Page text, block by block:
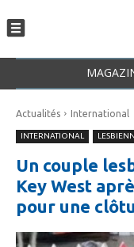
Actualités International
INTERNATIONAL
Un couple
Key West
pour une